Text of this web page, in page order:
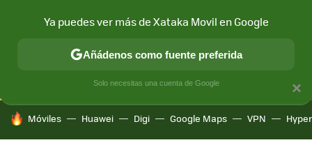
CONECTIVIDAD MÓVIL Y SOCIEDAD APLICACIONES
HOY SE HABLA DE
Móviles Huawei Digi Google Maps VPN
×
Ya puedes ver más de Xataka Movil en Google
Añádenos como fuente preferida
Solo necesitas una cuenta de Google